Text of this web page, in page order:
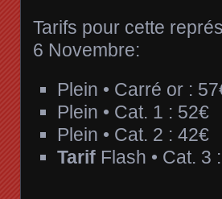
Tarifs pour cette
6 Novembre:
Plein • Carré or :
Plein • Cat. 1 : 52€
Plein • Cat. 2 : 42€
Tarif Flash • Cat. 3